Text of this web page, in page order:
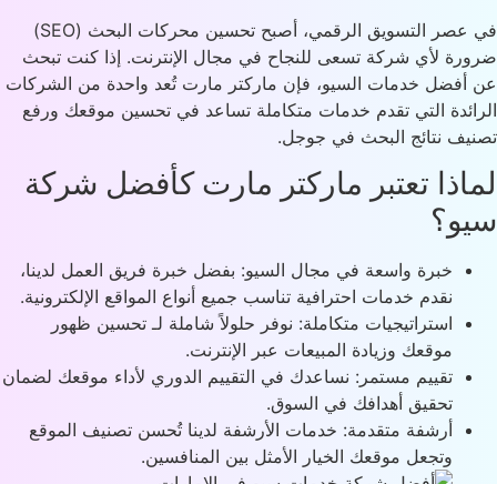
في عصر التسويق الرقمي، أصبح تحسين محركات البحث (SEO)
لأي شركة تسعى للنجاح في مجال الإنترنت. إذا كنت تبحث
خدمات السيو، فإن ماركتر مارت تُعد واحدة من الشركات
التي تقدم خدمات متكاملة تساعد في تحسين موقعك ورفع
نتائج البحث في جوجل.
تعتبر ماركتر مارت كأفضل شركة
خبرة واسعة في مجال السيو: بفضل خبرة فريق العمل لدينا،
نقدم خدمات احترافية تناسب جميع أنواع المواقع الإلكترونية.
استراتيجيات متكاملة: نوفر حلولاً شاملة لـ تحسين ظهور
موقعك وزيادة المبيعات عبر الإنترنت.
تقييم مستمر: نساعدك في التقييم الدوري لأداء موقعك لضمان
تحقيق أهدافك في السوق.
أرشفة متقدمة: خدمات الأرشفة لدينا تُحسن تصنيف الموقع
وتجعل موقعك الخيار الأمثل بين المنافسين.